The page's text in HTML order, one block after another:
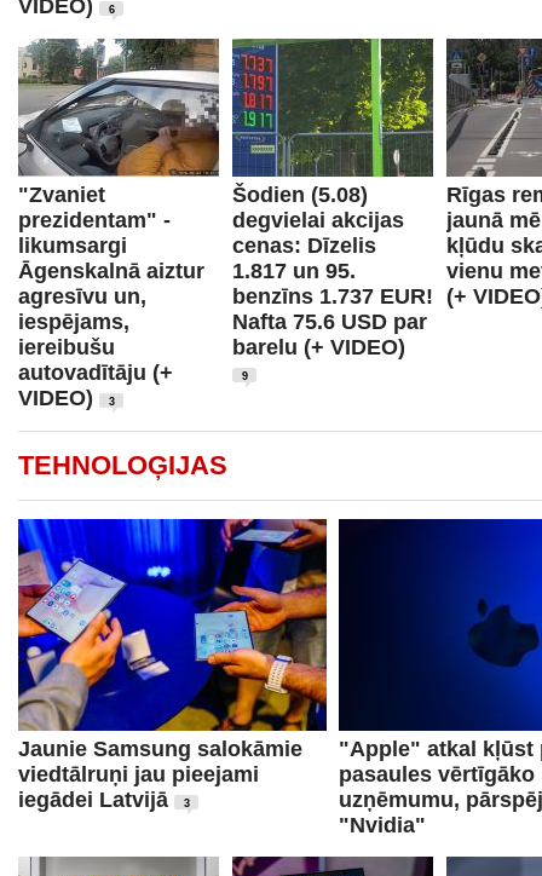
VIDEO)
6
"Zvaniet
prezidentam" -
likumsargi
Āgenskalnā aiztur
agresīvu un,
iespējams,
iereibušu
autovadītāju (+
VIDEO)
3
Šodien (5.08)
degvielai akcijas
cenas: Dīzelis
1.817 un 95.
benzīns 1.737 EUR!
Nafta 75.6 USD par
barelu (+ VIDEO)
9
Rīgas
jaunā
kļūdu
vienu
(+
TEHNOLOĢIJAS
Jaunie Samsung salokāmie
viedtālruņi jau pieejami
iegādei Latvijā
3
"Apple" atkal kļūst
pasaules vērtīgāko
uzņēmumu,
"Nvidia"